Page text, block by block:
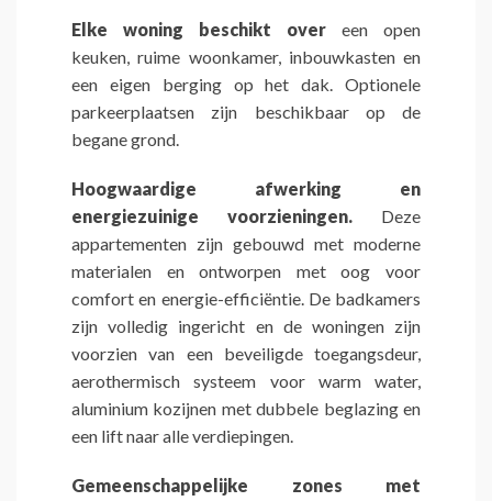
Elke woning beschikt over een open
keuken, ruime woonkamer, inbouwkasten en
een eigen berging op het dak. Optionele
parkeerplaatsen zijn beschikbaar op de
begane grond.
Hoogwaardige afwerking en
energiezuinige voorzieningen. Deze
appartementen zijn gebouwd met moderne
materialen en ontworpen met oog voor
comfort en energie-efficiëntie. De badkamers
zijn volledig ingericht en de woningen zijn
voorzien van een beveiligde toegangsdeur,
aerothermisch systeem voor warm water,
aluminium kozijnen met dubbele beglazing en
een lift naar alle verdiepingen.
Gemeenschappelijke zones met